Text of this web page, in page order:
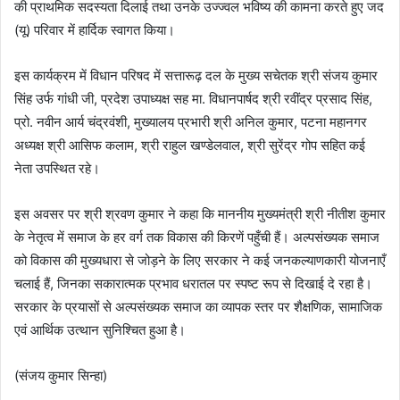
की प्राथमिक सदस्यता दिलाई तथा उनके उज्ज्वल भविष्य की कामना करते हुए जद
(यू) परिवार में हार्दिक स्वागत किया।
इस कार्यक्रम में विधान परिषद में सत्तारूढ़ दल के मुख्य सचेतक श्री संजय कुमार
सिंह उर्फ गांधी जी, प्रदेश उपाध्यक्ष सह मा. विधानपार्षद श्री रवींद्र प्रसाद सिंह,
प्रो. नवीन आर्य चंद्रवंशी, मुख्यालय प्रभारी श्री अनिल कुमार, पटना महानगर
अध्यक्ष श्री आसिफ कलाम, श्री राहुल खण्डेलवाल, श्री सुरेंद्र गोप सहित कई
नेता उपस्थित रहे।
इस अवसर पर श्री श्रवण कुमार ने कहा कि माननीय मुख्यमंत्री श्री नीतीश कुमार
के नेतृत्व में समाज के हर वर्ग तक विकास की किरणें पहुँची हैं। अल्पसंख्यक समाज
को विकास की मुख्यधारा से जोड़ने के लिए सरकार ने कई जनकल्याणकारी योजनाएँ
चलाई हैं, जिनका सकारात्मक प्रभाव धरातल पर स्पष्ट रूप से दिखाई दे रहा है।
सरकार के प्रयासों से अल्पसंख्यक समाज का व्यापक स्तर पर शैक्षणिक, सामाजिक
एवं आर्थिक उत्थान सुनिश्चित हुआ है।
(संजय कुमार सिन्हा)